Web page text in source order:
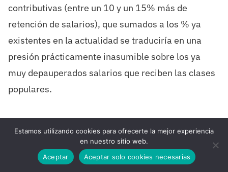
contributivas (entre un 10 y un 15% más de
retención de salarios), que sumados a los % ya
existentes en la actualidad se traduciría en una
presión prácticamente inasumible sobre los ya
muy depauperados salarios que reciben las clases
populares.
Pensar que se pueden sacar
90.000 millones de euros a
través de modificar la política
Estamos utilizando cookies para ofrecerte la mejor experiencia
en nuestro sitio web.
Aceptar
Aceptar solo cookies necesarias